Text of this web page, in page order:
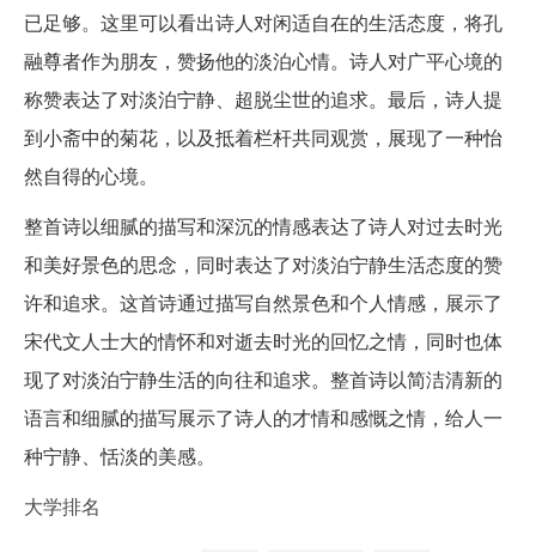
已足够。这里可以看出诗人对闲适自在的生活态度，将孔
融尊者作为朋友，赞扬他的淡泊心情。诗人对广平心境的
称赞表达了对淡泊宁静、超脱尘世的追求。最后，诗人提
到小斋中的菊花，以及抵着栏杆共同观赏，展现了一种怡
然自得的心境。
整首诗以细腻的描写和深沉的情感表达了诗人对过去时光
和美好景色的思念，同时表达了对淡泊宁静生活态度的赞
许和追求。这首诗通过描写自然景色和个人情感，展示了
宋代文人士大的情怀和对逝去时光的回忆之情，同时也体
现了对淡泊宁静生活的向往和追求。整首诗以简洁清新的
语言和细腻的描写展示了诗人的才情和感慨之情，给人一
种宁静、恬淡的美感。
大学排名